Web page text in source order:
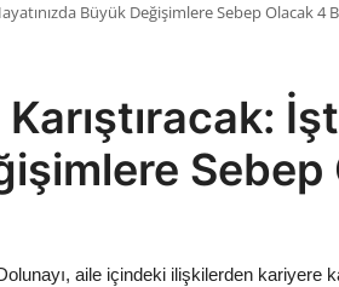
Büyük Değişimlere Sebep Olacak 4
aile içindeki ilişkilerden kariyere